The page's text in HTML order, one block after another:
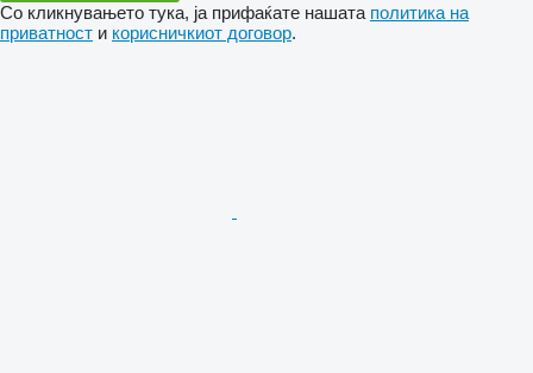
Со кликнувањето тука, ја прифаќате нашата политика на
приватност и корисничкиот договор.